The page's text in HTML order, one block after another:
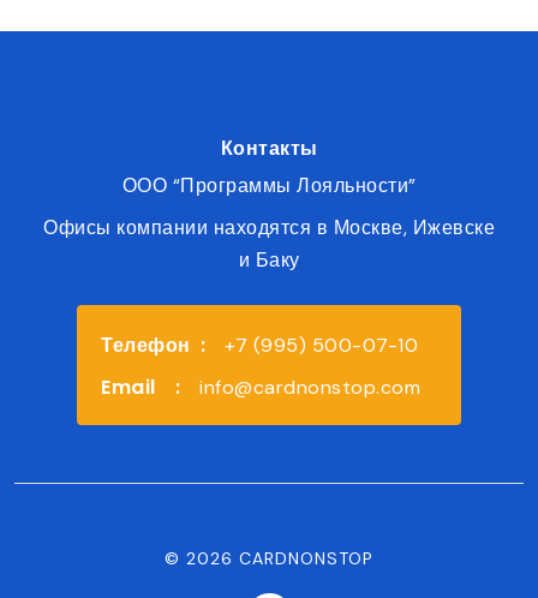
Контакты
ООО “Программы Лояльности”
Офисы компании находятся в Москве, Ижевске
и Баку
Телефон : +7 (995) 500-07-10
Email : info@cardnonstop.com
© 2026 CARDNONSTOP